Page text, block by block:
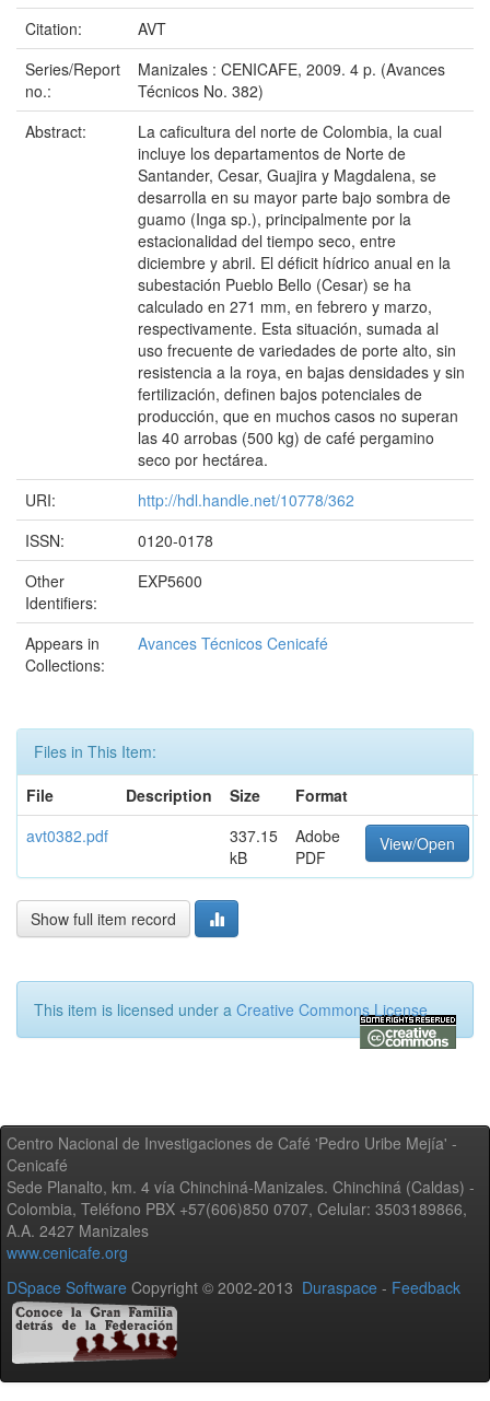
Citation:
AVT
Series/Report
no.:
Manizales : CENICAFE, 2009. 4 p. (Avances
Técnicos No. 382)
Abstract:
La caficultura del norte de Colombia, la cual
incluye los departamentos de Norte de
Santander, Cesar, Guajira y Magdalena, se
desarrolla en su mayor parte bajo sombra de
guamo (Inga sp.), principalmente por la
estacionalidad del tiempo seco, entre
diciembre y abril. El déficit hídrico anual en la
subestación Pueblo Bello (Cesar) se ha
calculado en 271 mm, en febrero y marzo,
respectivamente. Esta situación, sumada al
uso frecuente de variedades de porte alto, sin
resistencia a la roya, en bajas densidades y sin
fertilización, definen bajos potenciales de
producción, que en muchos casos no superan
las 40 arrobas (500 kg) de café pergamino
seco por hectárea.
URI:
http://hdl.handle.net/10778/362
ISSN:
0120-0178
Other
Identifiers:
EXP5600
Appears in
Collections:
Avances Técnicos Cenicafé
Files in This Item:
File
Description Size
Format
avt0382.pdf
337.15
kB
Adobe
PDF
View/Open
Show full item record
This item is licensed under a Creative Commons License
Centro Nacional de Investigaciones de Café 'Pedro Uribe Mejía' -
Cenicafé
Sede Planalto, km. 4 vía Chinchiná-Manizales. Chinchiná (Caldas) -
Colombia, Teléfono PBX +57(606)850 0707, Celular: 3503189866,
A.A. 2427 Manizales
www.cenicafe.org
DSpace Software Copyright © 2002-2013 Duraspace - Feedback